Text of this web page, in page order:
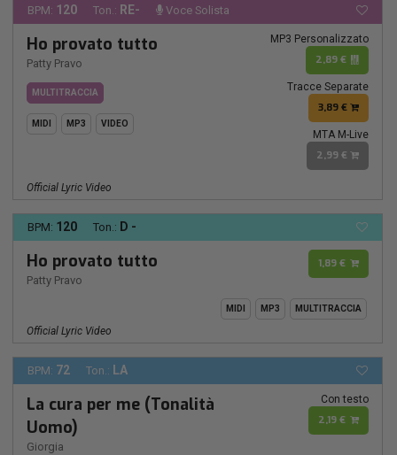
BPM: 120 Ton.: RE- Voce Solista
Ho provato tutto
Patty Pravo
MULTITRACCIA
MIDI MP3 VIDEO
MP3 Personalizzato
2,89 €
Tracce Separate
3,89 €
MTA M-Live
2,99 €
Official Lyric Video
BPM: 120 Ton.: D -
Ho provato tutto
Patty Pravo
1,89 €
MIDI MP3 MULTITRACCIA
Official Lyric Video
BPM: 72 Ton.: LA
La cura per me (Tonalità
Uomo)
Giorgia
Con testo
2,19 €